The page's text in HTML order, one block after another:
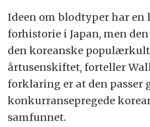
den fenomenologiske
filosofien.
Problemet er at det kan skape
oppfatning av hvordan Japan
de merkelige historiene setter
bevissthet, selv om de sjelden
realistisk bilde av hva som
Ideen om blodtyper har en
forhistorie i Japan, men
den koreanske
årtusenskiftet, forteller
forklaring er at den passer
konkurransepregede
samfunnet.